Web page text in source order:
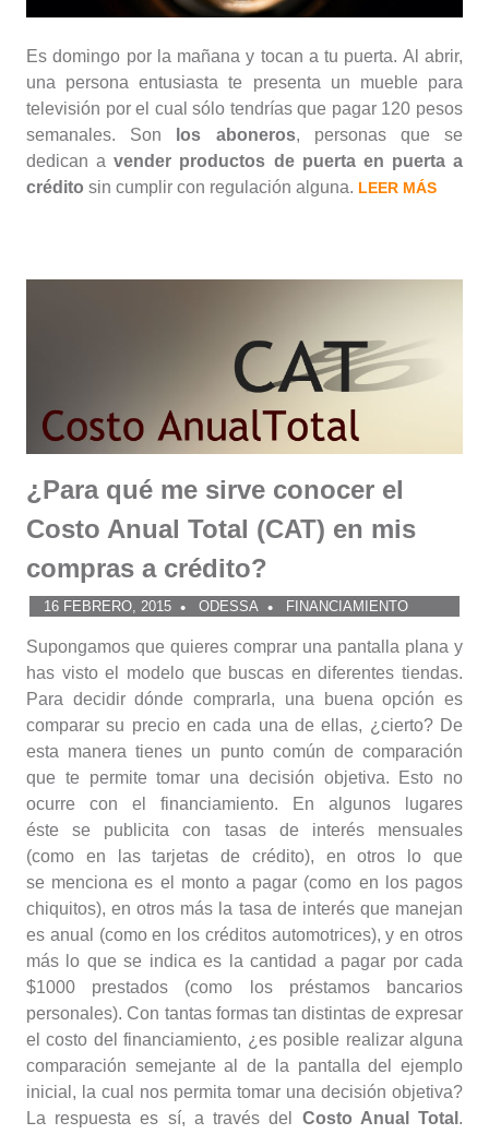
Es domingo por la mañana y tocan a tu puerta. Al abrir,
una persona entusiasta te presenta un mueble para
televisión por el cual sólo tendrías que pagar 120 pesos
semanales. Son
los aboneros, personas que se
dedican avender productos de puerta en puerta a
crédito sin cumplir con regulación alguna. LEER MÁS
¿Para qué me sirve conocer el
Costo Anual Total (CAT) en mis
compras a crédito?
16 FEBRERO, 2015 ODESSA FINANCIAMIENTO
Supongamos que quieres comprar una pantalla plana y
has visto el modelo que buscas en diferentes tiendas.
Para decidir dónde comprarla, una buena opción es
comparar su precio en cada una de ellas, ¿cierto? De
esta manera tienes un punto común de comparación
que te permite tomar una decisión objetiva. Esto no
ocurre con el financiamiento. En algunos lugares
éste se publicita con tasas de interés mensuales
(como en las tarjetas de crédito), en otros lo que
se menciona es el monto a pagar (como en los pagos
chiquitos), en otros más la tasa de interés que manejan
es anual (como en los créditos automotrices), y en otros
más lo que se indica es la cantidad a pagar por cada
$1000 prestados (como los préstamos bancarios
personales). Con tantas formas tan distintas de expresar
el costo del financiamiento, ¿es posible realizar alguna
comparación semejante al de la pantalla del ejemplo
inicial, la cual nos permita tomar una decisión objetiva?
La respuesta es sí, a través del Costo Anual Total .